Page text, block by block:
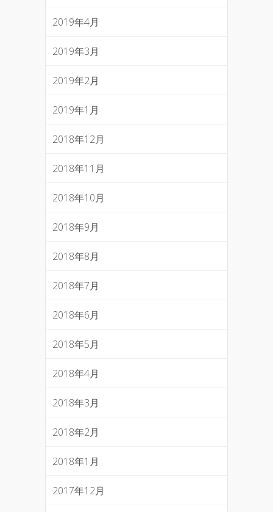
2019年4月
2019年3月
2019年2月
2019年1月
2018年12月
2018年11月
2018年10月
2018年9月
2018年8月
2018年7月
2018年6月
2018年5月
2018年4月
2018年3月
2018年2月
2018年1月
2017年12月